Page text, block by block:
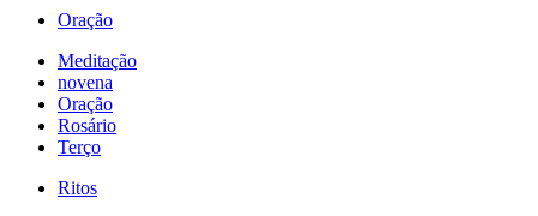
Oração
Meditação
novena
Oração
Rosário
Terço
Ritos